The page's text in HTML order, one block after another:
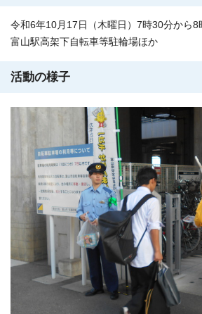
令和6年10月17日（木曜日）7時30分から8
富山駅高架下自転車等駐輪場ほか
活動の様子